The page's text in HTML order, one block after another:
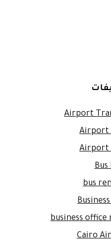
Airport
Airport
Airport
Bus
bus
business
Cairo